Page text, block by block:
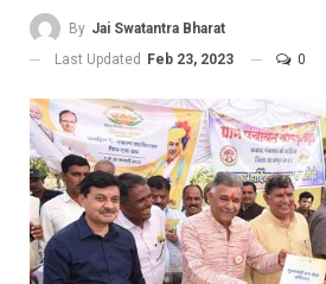
By Jai Swatantra Bharat
Last Updated Feb 23, 2023 0